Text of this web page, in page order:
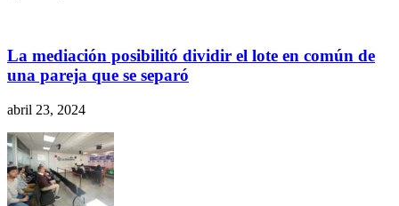
La mediación posibilitó dividir el lote en común de
una pareja que se separó
abril 23, 2024